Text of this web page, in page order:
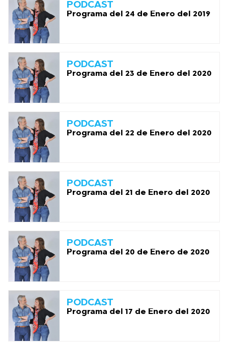
PODCAST
Programa del 24 de Enero del 2019
PODCAST
Programa del 23 de Enero del 2020
PODCAST
Programa del 22 de Enero del 2020
PODCAST
Programa del 21 de Enero del 2020
PODCAST
Programa del 20 de Enero de 2020
PODCAST
Programa del 17 de Enero del 2020